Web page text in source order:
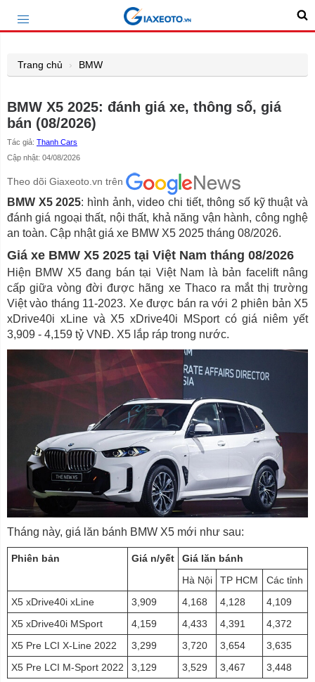
Trang chủ BMW
BMW X5 2025: đánh giá xe, thông số, giá
bán (08/2026)
Tác giả: Thanh Cars
Cập nhật: 04/08/2026
Theo dõi Giaxeoto.vn trên
BMW X5 2025: hình ảnh, video chi tiết, thông số kỹ thuật và
đánh giá ngoại thất, nội thất, khả năng vận hành, công nghệ
an toàn. Cập nhật giá xe BMW X5 2025 tháng 08/2026.
Giá xe BMW X5 2025 tại Việt Nam tháng 08/2026
Hiện BMW X5 đang bán tại Việt Nam là bản facelift nâng
cấp giữa vòng đời được hãng xe Thaco ra mắt thị trường
Việt vào tháng 11-2023. Xe được bán ra với 2 phiên bản X5
xDrive40i xLine và X5 xDrive40i MSport có giá niêm yết
3,909 - 4,159 tỷ VNĐ. X5 lắp ráp trong nước.
Tháng này, giá lăn bánh BMW X5 mới như sau:
Phiên bản Giá n/yết
Giá lăn bánh
Hà Nội
TP HCM
Các tỉnh
X5 xDrive40i xLine
3,909 4,168 4,128
4,109
X5 xDrive40i MSport
4,159 4,433 4,391
4,372
X5 Pre LCI X-Line 2022
3,299 3,720 3,654
3,635
X5 Pre LCI M-Sport 2022
3,129 3,529 3,467 3,448